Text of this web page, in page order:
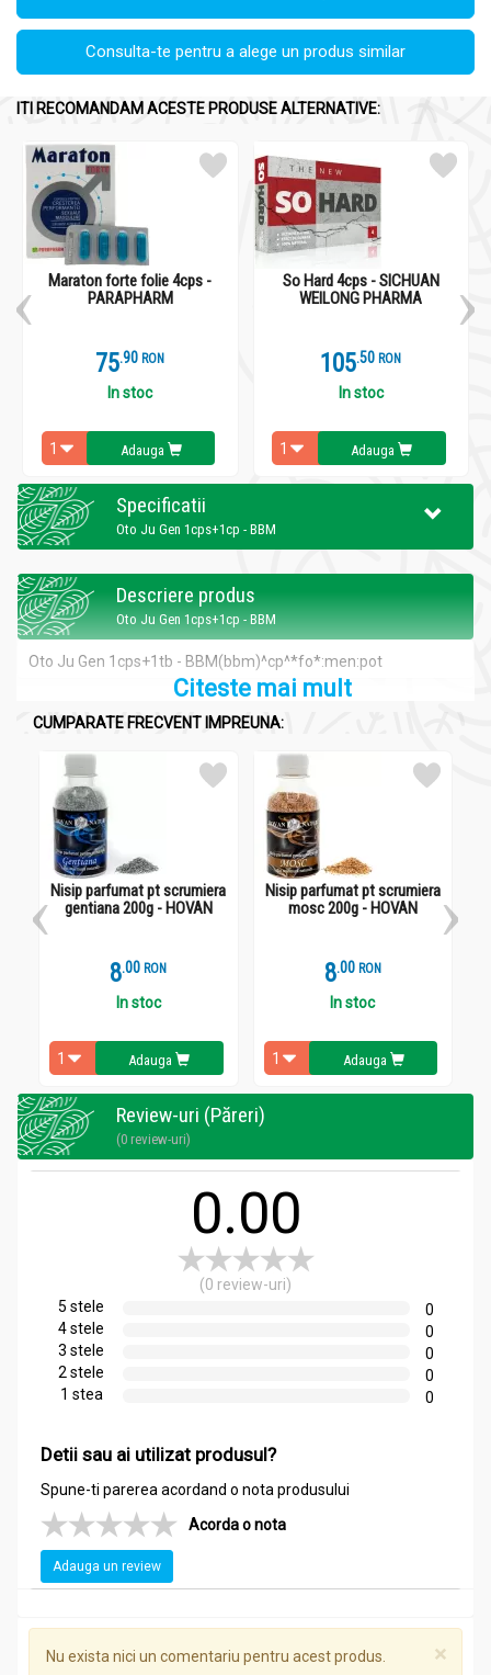
Consulta-te pentru a alege un produs similar
ITI RECOMANDAM ACESTE PRODUSE ALTERNATIVE:
Maraton forte folie 4cps -
PARAPHARM
75.9 RON
In stoc
Adauga
So Hard 4cps - SICHUAN
WEILONG PHARMA
105.5 RON
In stoc
Adauga
Specificatii
Oto Ju Gen 1cps+1cp - BBM
Descriere produs
Oto Ju Gen 1cps+1cp - BBM
Oto Ju Gen 1cps+1tb - BBM(bbm)^cp^*fo*:men:pot
Citeste mai mult
CUMPARATE FRECVENT IMPREUNA:
Nisip parfumat pt scrumiera
gentiana 200g - HOVAN
8.0 RON
In stoc
Adauga
Nisip parfumat pt scrumiera
mosc 200g - HOVAN
8.0 RON
In stoc
Adauga
Review-uri (Păreri)
(0 review-uri)
0.00
(0 review-uri)
5 stele
0
4 stele
0
3 stele
0
2 stele
0
1 stea
0
Detii sau ai utilizat produsul?
Spune-ti parerea acordand o nota produsului
Acorda o nota
Adauga un review
×
Nu exista nici un comentariu pentru acest produs.